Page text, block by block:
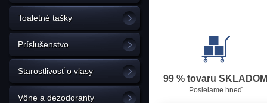
Toaletné tašky
Príslušenstvo
Starostlivosť o vlasy
Vône a dezodoranty
99 % tovaru SKLADOM
Posielame hneď